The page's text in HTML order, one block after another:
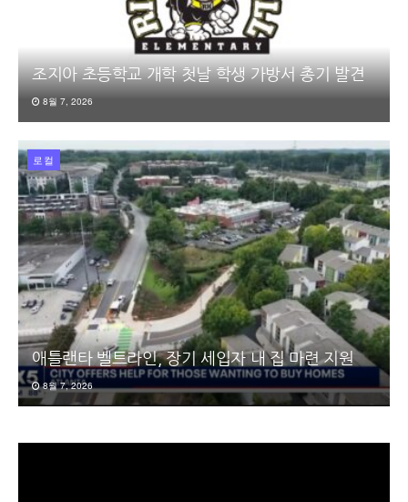
조지아 초등학교 개학 첫날 학생 가방서 총기 발견
8월 7, 2026
로컬
애틀랜타 벨트라인, 장기 세입자 내 집 마련 지원
8월 7, 2026